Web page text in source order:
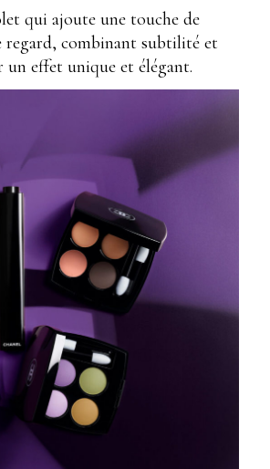
qui ajoute une touche de
regard, combinant subtilité et
effet unique et élégant.